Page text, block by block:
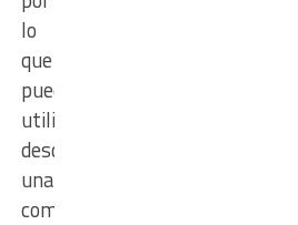
lo
que
puede
utilizarse
desde
una
computadora